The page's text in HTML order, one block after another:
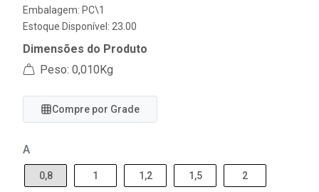
Embalagem: PC\1
Estoque Disponível: 23.00
Dimensões do Produto
Peso: 0,010Kg
Compre por Grade
A
0,8 1 1,2 1,5 2